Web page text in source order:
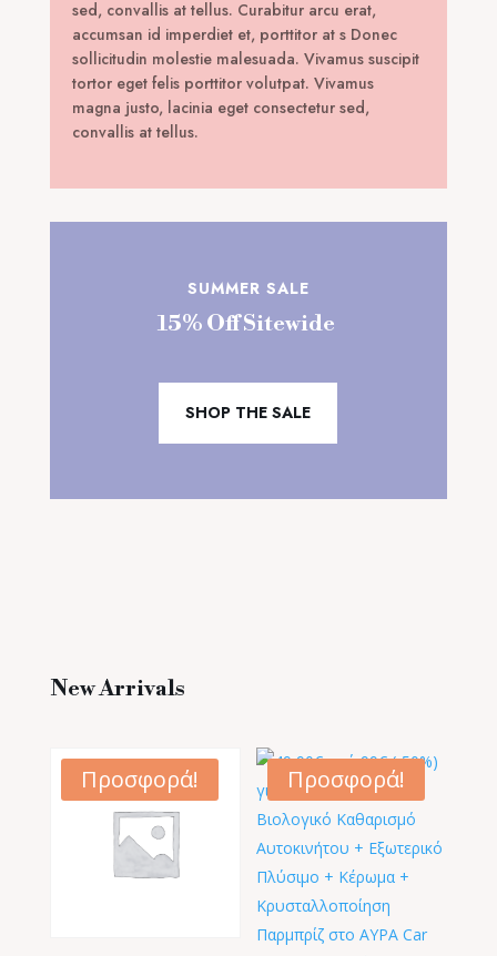
sed, convallis at tellus. Curabitur arcu erat,
accumsan id imperdiet et, porttitor at s Donec
sollicitudin molestie malesuada. Vivamus suscipit
tortor eget felis porttitor volutpat. Vivamus
magna justo, lacinia eget consectetur sed,
convallis at tellus.
SUMMER SALE
15% Off Sitewide
SHOP THE SALE
New Arrivals
Προσφορά! Προσφορά!